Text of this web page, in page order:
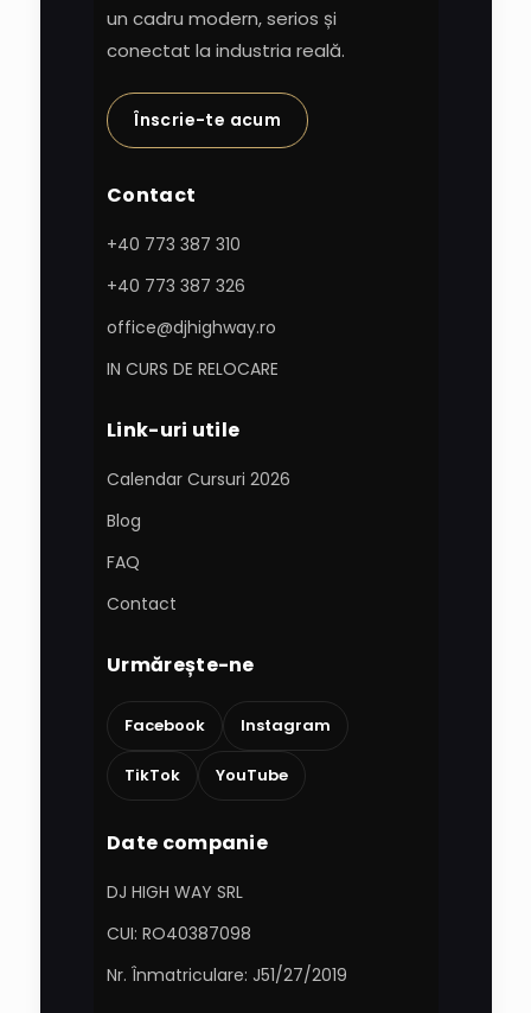
un cadru modern, serios și
conectat la industria reală.
Înscrie-te acum
Contact
+40 773 387 310
+40 773 387 326
office@djhighway.ro
IN CURS DE RELOCARE
Link-uri utile
Calendar Cursuri 2026
Blog
FAQ
Contact
Urmărește-ne
Facebook Instagram
TikTok YouTube
Date companie
DJ HIGH WAY SRL
CUI: RO40387098
Nr. Înmatriculare: J51/27/2019